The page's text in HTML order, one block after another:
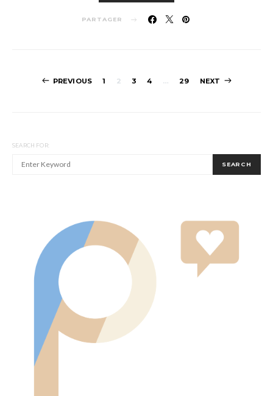
PARTAGER
Pagination
PREVIOUS 1 2 3 4 … 29 NEXT
SEARCH FOR:
SEARCH